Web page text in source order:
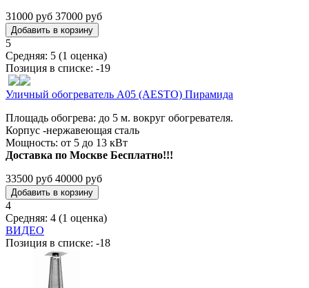
31000 руб 37000 руб
5
Средняя: 5 (1 оценка)
Позиция в списке: -19
Уличный обогреватель A05 (AESTO) Пирамида
Площадь обогрева: до 5 м. вокруг обогревателя.
Корпус -нержавеющая сталь
Мощность: от 5 до 13 кВт
Доставка по Москве Бесплатно!!!
33500 руб 40000 руб
4
Средняя: 4 (1 оценка)
ВИДЕО
Позиция в списке: -18